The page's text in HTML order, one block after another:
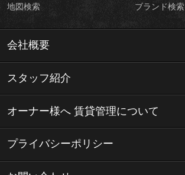
地図検索 ブランド検索
会社概要
スタッフ紹介
オーナー様へ 賃貸管理について
プライバシーポリシー